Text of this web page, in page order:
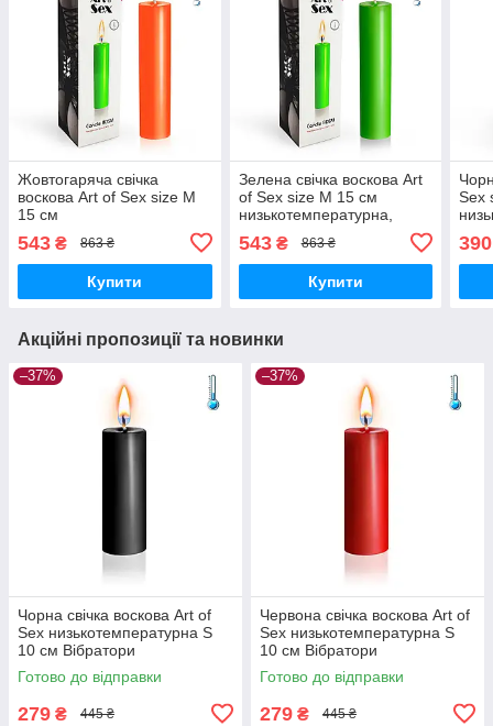
Жовтогаряча свічка
воскова Art of Sex size M
15 см
люмінесцентна Вібратори
мастурбатори секс-шоп
543 ₴ 863 ₴
Купити
Зелена свічка воскова Art
of Sex size M 15 см
низькотемпературна,
люмінесцентна Вібратори
мастурбатори секс-шоп
543₴ 863 ₴
Купити
Sex
390
Акційні пропозиції та новинки
–37%
Чорна свічка воскова Art of
Sex низькотемпературна S
10 см Вібратори
мастурбатори секс-шоп
Готово до відправки
279 ₴ 445 ₴
–37%
Червона свічка воскова Art of
Sex низькотемпературна S
10 см Вібратори
мастурбатори секс-шоп
Готово до відправки
279 ₴ 445 ₴